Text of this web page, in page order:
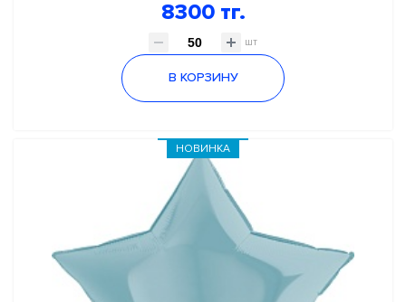
8300 тг.
шт
В КОРЗИНУ
НОВИНКА